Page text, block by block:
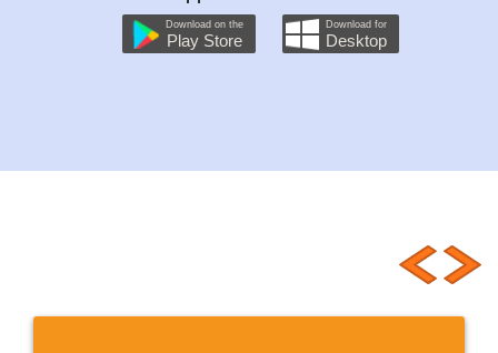
Download on the
Play Store
Download for
Desktop